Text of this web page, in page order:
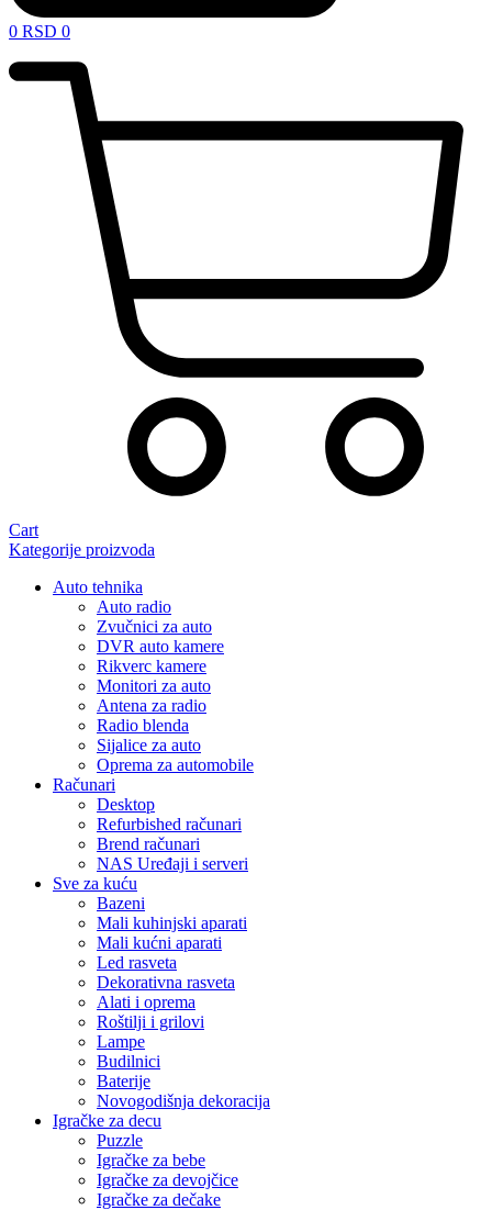
0 RSD 0
Cart
Kategorije proizvoda
Auto tehnika
Auto radio
Zvučnici za auto
DVR auto kamere
Rikverc kamere
Monitori za auto
Antena za radio
Radio blenda
Sijalice za auto
Oprema za automobile
Računari
Desktop
Refurbished računari
Brend računari
NAS Uređaji i serveri
Sve za kuću
Bazeni
Mali kuhinjski aparati
Mali kućni aparati
Led rasveta
Dekorativna rasveta
Alati i oprema
Roštilji i grilovi
Lampe
Budilnici
Baterije
Novogodišnja dekoracija
Igračke za decu
Puzzle
Igračke za bebe
Igračke za devojčice
Igračke za dečake